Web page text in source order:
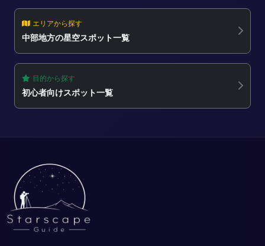
エリアから探す
中部地方の星空スポット一覧
目的から探す
初心者向けスポット一覧